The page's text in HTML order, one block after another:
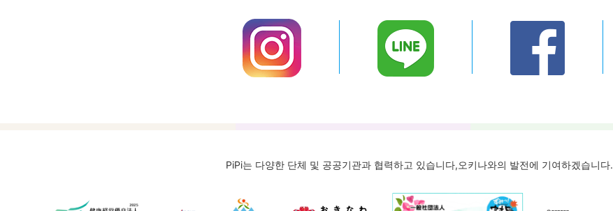
PiPi는 다양한 단체 및 공공기관과 협력하고 있습니다,오키나와의 발전에 기여하겠습니다.